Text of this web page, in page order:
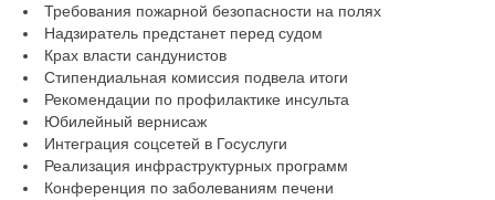
Требования пожарной безопасности на полях
Надзиратель предстанет перед судом
Крах власти сандунистов
Стипендиальная комиссия подвела итоги
Рекомендации по профилактике инсульта
Юбилейный вернисаж
Интеграция соцсетей в Госуслуги
Реализация инфраструктурных программ
Конференция по заболеваниям печени